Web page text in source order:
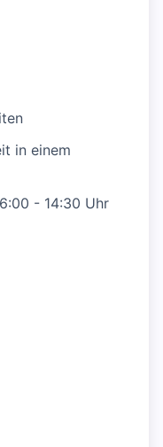
in einem
- 14:30 Uhr